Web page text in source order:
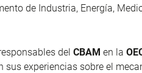
de Industria, Energía,
del CBAM en la
experiencias sobre el